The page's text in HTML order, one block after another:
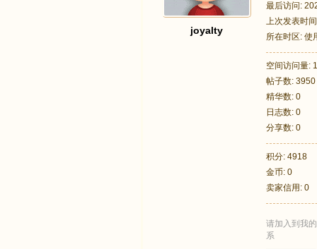
joyalty
最后访问:
上次发表时
所在时区: 使
空间访问量:
帖子数: 3950
精华数: 0
日志数: 0
分享数: 0
积分: 4918
金币: 0
卖家信用: 0
请加入到我
系